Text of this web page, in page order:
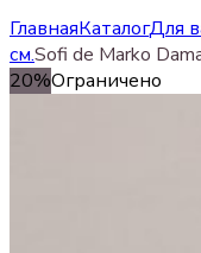
ГлавнаяКаталогДля
см.Sofi de Marko
20%Ограничено